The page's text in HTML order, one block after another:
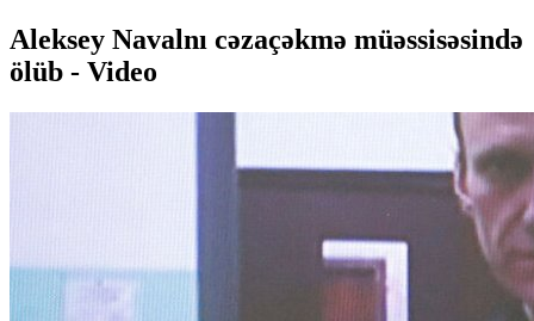
Aleksey Navalnı cəzaçəkmə müəssisəsində
ölüb - Video